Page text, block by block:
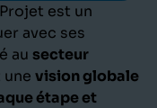
est un
avec ses
au secteur
une vision globale
étape et